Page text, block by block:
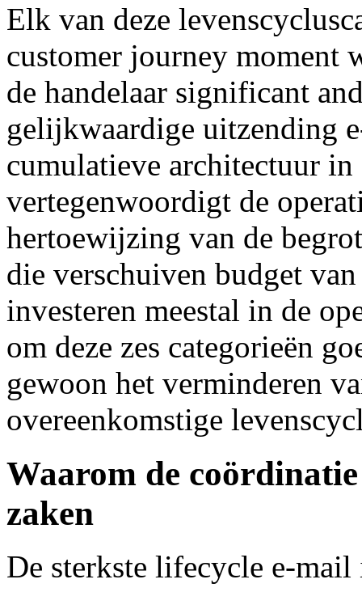
Elk van deze
customer journey moment
de handelaar significant
gelijkwaardige uitzending
cumulatieve architectuur in
vertegenwoordigt de
hertoewijzing van de
die verschuiven budget
investeren meestal in de
om deze zes categorieën
gewoon het verminderen
overeenkomstige
Waarom de
zaken
De sterkste lifecycle e-